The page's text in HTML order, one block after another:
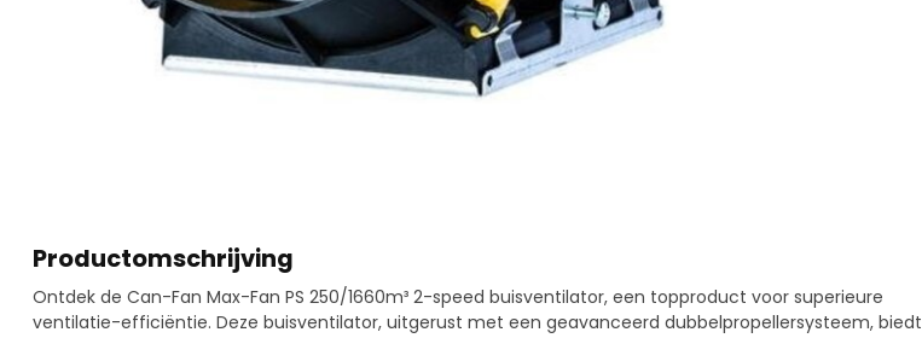
Productomschrijving
Ontdek de Can-Fan Max-Fan PS 250/1660m³ 2-speed buisventilator, een topproduct voor superieure
ventilatie-efficiëntie. Deze buisventilator, uitgerust met een geavanceerd dubbelpropellersysteem, biedt